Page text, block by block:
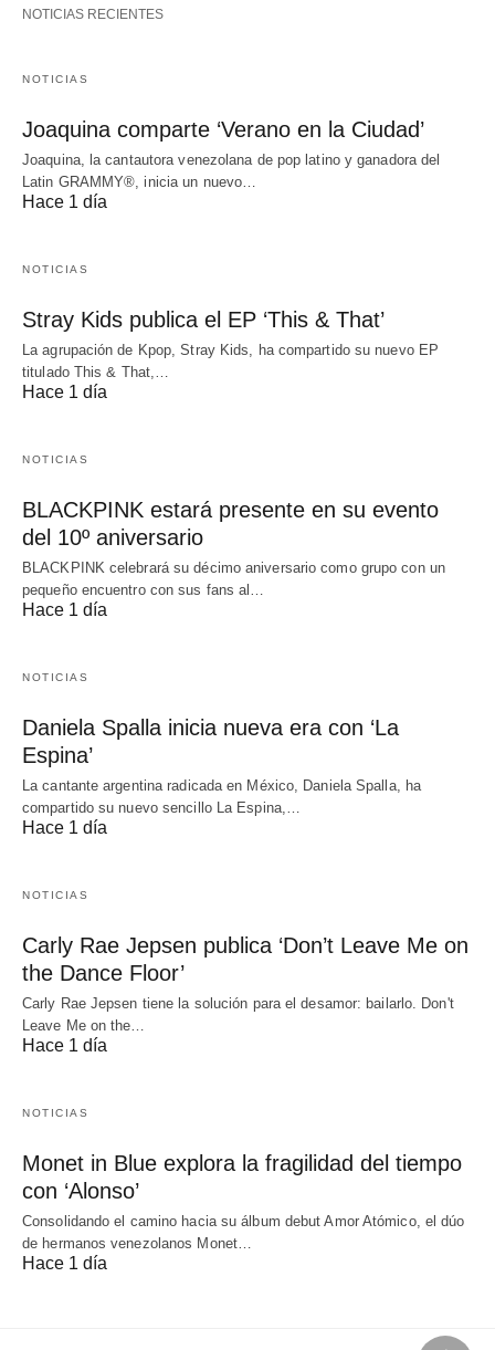
NOTICIAS RECIENTES
NOTICIAS
Joaquina comparte ‘Verano en la Ciudad’
Joaquina, la cantautora venezolana de pop latino y ganadora del
Latin GRAMMY®, inicia un nuevo…
Hace 1 día
NOTICIAS
Stray Kids publica el EP ‘This & That’
La agrupación de Kpop, Stray Kids, ha compartido su nuevo EP
titulado This & That,…
Hace 1 día
NOTICIAS
BLACKPINK estará presente en su evento
del 10º aniversario
BLACKPINK celebrará su décimo aniversario como grupo con un
pequeño encuentro con sus fans al…
Hace 1 día
NOTICIAS
Daniela Spalla inicia nueva era con ‘La
Espina’
La cantante argentina radicada en México, Daniela Spalla, ha
compartido su nuevo sencillo La Espina,…
Hace 1 día
NOTICIAS
Carly Rae Jepsen publica ‘Don’t Leave Me on
the Dance Floor’
Carly Rae Jepsen tiene la solución para el desamor: bailarlo. Don't
Leave Me on the…
Hace 1 día
NOTICIAS
Monet in Blue explora la fragilidad del tiempo
con ‘Alonso’
Consolidando el camino hacia su álbum debut Amor Atómico, el dúo
de hermanos venezolanos Monet…
Hace 1 día